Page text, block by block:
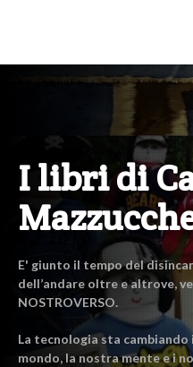
I libri di
E' giunto il tempo del
dell’andare oltre e altrove,
NOSTROVERSO.
La tecnologia sta
mondo, la nostra mente e i